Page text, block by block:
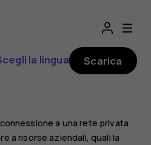
la lingua Scarica
a una rete privata
a risorse aziendali, quali la